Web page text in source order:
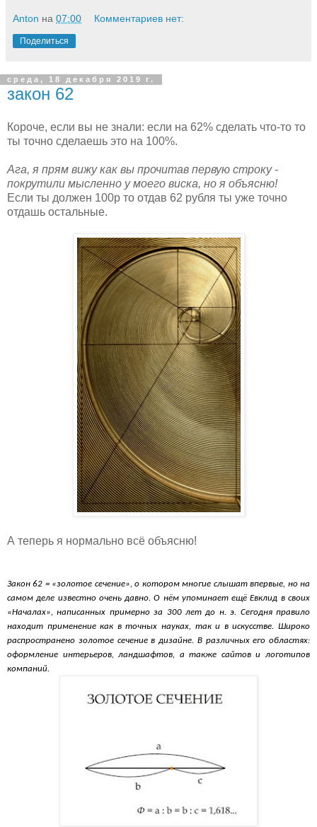
Anton на 07:00 Комментариев нет:
Поделиться
среда, 18 декабря 2019 г.
закон 62
Короче, если вы не знали: если на 62% сделать что-то то
ты точно сделаешь это на 100%.
Ага, я прям вижу как вы прочитав первую строку -
покрутили мысленно у моего виска, но я объясню!
Если ты должен 100р то отдав 62 рубля ты уже точно
отдашь остальные.
А теперь я нормально всё объясню!
Закон 62 = «золотое сечение», о котором многие слышат впервые, но на
самом деле известно очень давно. О нём упоминает ещё Евклид в своих
«Началах», написанных примерно за 300 лет до н. э. Сегодня правило
находит применение как в точных науках, так и в искусстве. Широко
распространено золотое сечение в дизайне. В различных его областях:
оформление интерьеров, ландшафтов, а также сайтов и логотипов
компаний.